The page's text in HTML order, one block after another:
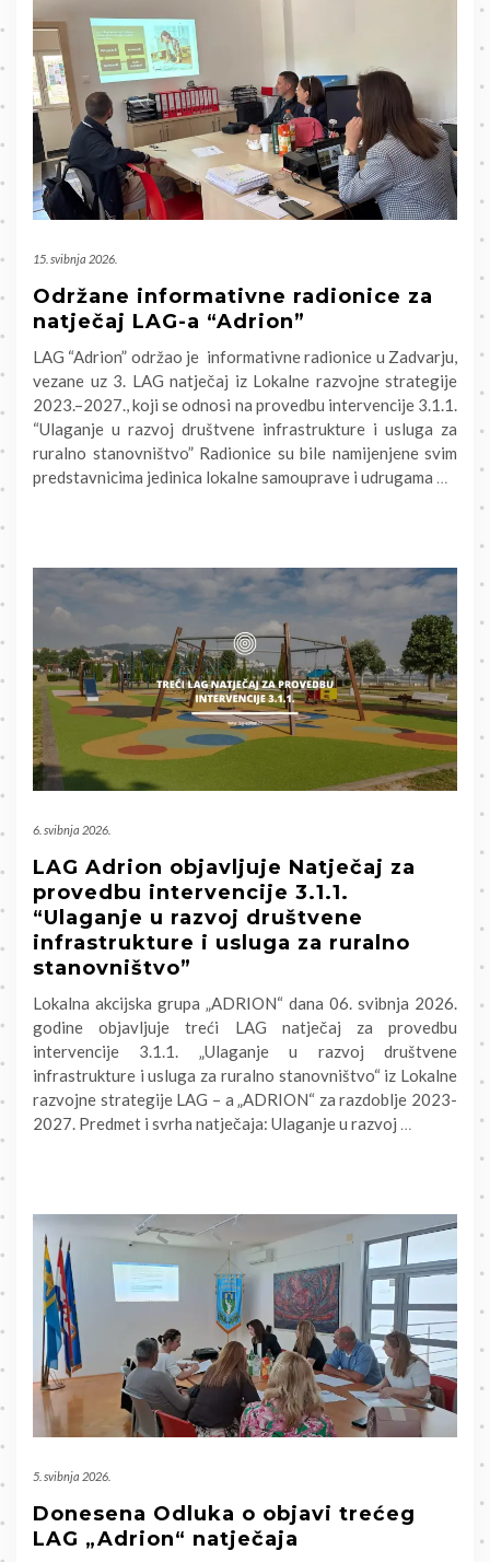
15. svibnja 2026.
Održane informativne radionice za
natječaj LAG-a “Adrion”
LAG “Adrion” održao je informativne radionice u Zadvarju,
vezane uz 3. LAG natječaj iz Lokalne razvojne strategije
2023.–2027., koji se odnosi na provedbu intervencije 3.1.1.
“Ulaganje u razvoj društvene infrastrukture i usluga za
ruralno stanovništvo” Radionice su bile namijenjene svim
predstavnicima jedinica lokalne samouprave i udrugama …
6. svibnja 2026.
LAG Adrion objavljuje Natječaj za
provedbu intervencije 3.1.1.
“Ulaganje u razvoj društvene
infrastrukture i usluga za ruralno
stanovništvo”
Lokalna akcijska grupa „ADRION“ dana 06. svibnja 2026.
godine objavljuje treći LAG natječaj za provedbu
intervencije 3.1.1. „Ulaganje u razvoj društvene
infrastrukture i usluga za ruralno stanovništvo“ iz Lokalne
razvojne strategije LAG – a „ADRION“ za razdoblje 2023-
2027. Predmet i svrha natječaja: Ulaganje u razvoj …
5. svibnja 2026.
Donesena Odluka o objavi trećeg
LAG „Adrion“ natječaja